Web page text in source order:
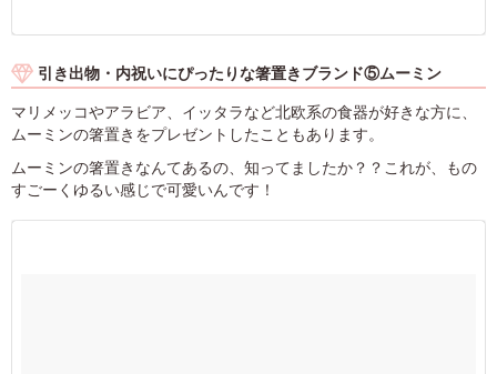
引き出物・内祝いにぴったりな箸置きブランド⑤ムーミン
マリメッコやアラビア、イッタラなど北欧系の食器が好きな方に、
ムーミンの箸置きをプレゼントしたこともあります。
ムーミンの箸置きなんてあるの、知ってましたか？？これが、もの
すごーくゆるい感じで可愛いんです！